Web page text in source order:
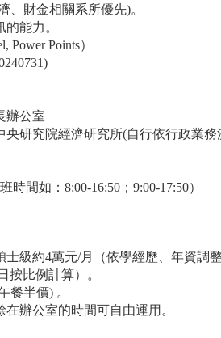
、財金相關系所優先)。
能力。
Power Points）
)
辦公室
央研究院經濟研究所(自行依行政業務
間如：8:00-16:50；9:00-17:50）
士級約4萬元/月（依學經歷、年資調整
按比例計算）。
餐半價) 。
辦公室的時間可自由運用。